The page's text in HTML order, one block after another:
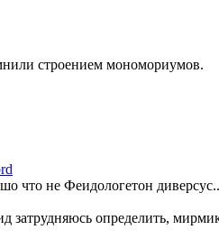
строением мономориумов.
что не Феидологетон
затрудняюсь определить,